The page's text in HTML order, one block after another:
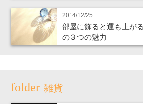
2014/12/25
部屋に飾ると運も上が
の３つの魅力
雑貨